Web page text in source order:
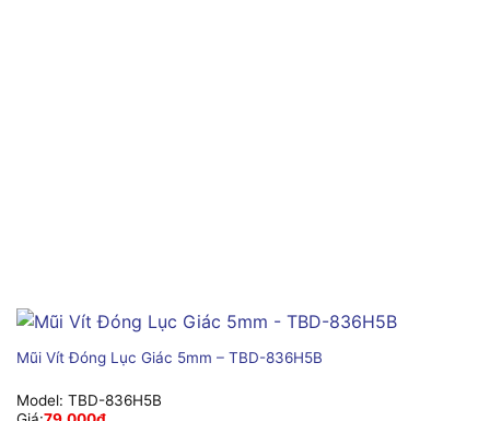
Mũi Vít Đóng Lục Giác 5mm – TBD-836H5B
Model: TBD-836H5B